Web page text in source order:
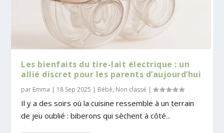
Les bienfaits du tire-lait électrique : un
allié discret pour les parents d’aujourd’hui
par Emma | 18 Sep 2025 | Bébé, Non classé |
Il y a des soirs où la cuisine ressemble à un terrain
de jeu oublié : biberons qui sèchent à côté...